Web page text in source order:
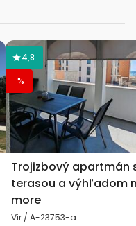
Trojizbový apartmán
terasou a výhľadom
more
Vir / A-23753-a
4,8
%